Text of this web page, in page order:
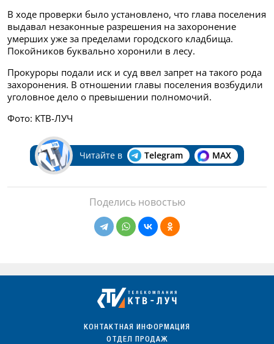
В ходе проверки было установлено, что глава поселения
выдавал незаконные разрешения на захоронение
умерших уже за пределами городского кладбища.
Покойников буквально хоронили в лесу.
Прокуроры подали иск и суд ввел запрет на такого рода
захоронения. В отношении главы поселения возбудили
уголовное дело о превышении полномочий.
Фото: КТВ-ЛУЧ
Читайте в Telegram MAX
Поделись новостью
КОНТАКТНАЯ ИНФОРМАЦИЯ
ОТДЕЛ ПРОДАЖ